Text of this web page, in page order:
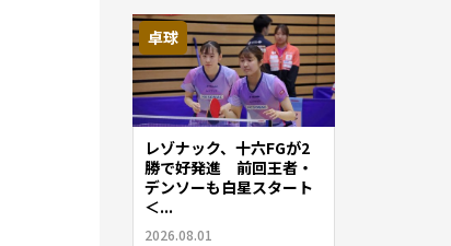
卓球
レゾナック、十六FGが2
勝で好発進 前回王者・
デンソーも白星スタート
＜...
2026.08.01